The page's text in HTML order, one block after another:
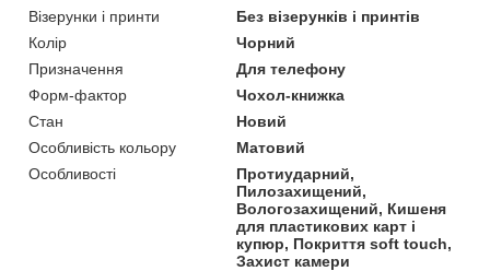
Візерунки і принти
Без візерунків і принтів
Колір
Чорний
Призначення
Для телефону
Форм-фактор
Чохол-книжка
Стан
Новий
Особливість кольору
Матовий
Особливості
Протиударний,
Пилозахищений,
Вологозахищений, Кишеня
для пластикових карт і
купюр, Покриття soft touch,
Захист камери